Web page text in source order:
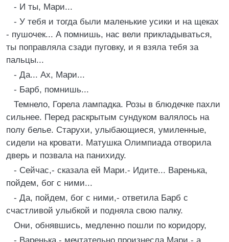
- И ты, Мари...
- У тебя и тогда были маленькие усики и на щеках
- пушочек... А помнишь, нас вели прикладываться,
ты поправляла сзади пуговку, и я взяла тебя за
пальцы...
- Да... Ах, Мари...
- Барб, помнишь...
Темнело, Горела лампадка. Розы в блюдечке пахли
сильнее. Перед раскрытым сундуком валялось на
полу белье. Старухи, улыбающиеся, умиленные,
сидели на кровати. Матушка Олимпиада отворила
дверь и позвала на панихиду.
- Сейчас,- сказала ей Мари.- Идите... Варенька,
пойдем, бог с ними...
- Да, пойдем, бог с ними,- ответила Барб с
счастливой улыбкой и подняла свою палку.
Они, обнявшись, медленно пошли по коридору,